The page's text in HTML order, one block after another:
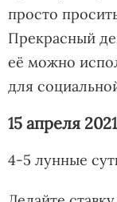
просто
Прекрасный
её можно
для
15 апреля
4-5 лунные